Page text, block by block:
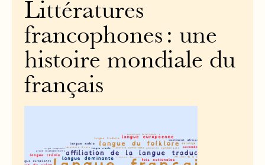
Littératures
francophones : une
histoire mondiale du
français